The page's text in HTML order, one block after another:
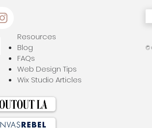
Resources
Blog
FAQs
Web Design Tips
Wix Studio Articles
©